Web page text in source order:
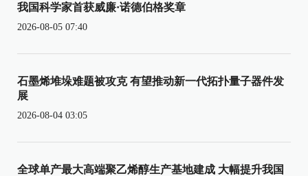
我国科学家首获威廉·诺德伯格奖章
2026-08-05 07:40
石墨烯堆垛难题被攻克 有望推动新一代拓扑量子器件发
展
2026-08-04 03:05
全球单产最大高端聚乙烯醇生产基地建成 大幅提升我国